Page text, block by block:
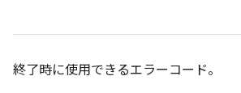
終了時に使用できるエラーコード。